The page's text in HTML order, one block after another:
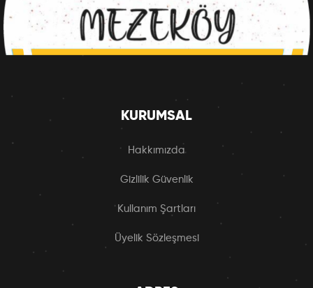
KURUMSAL
Hakkımızda
Gizlilik Güvenlik
Kullanım Şartları
Üyelik Sözleşmesi